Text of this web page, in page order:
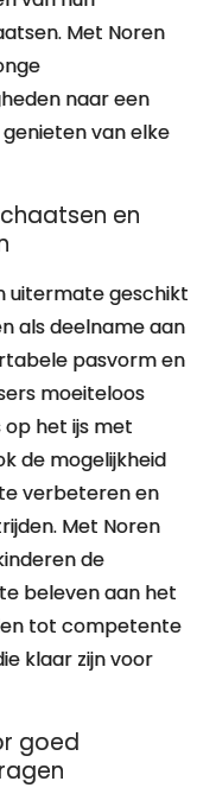
Met Noren
naar een
van elke
en
uitermate geschikt
als deelname aan
pasvorm en
moeiteloos
het ijs met
de mogelijkheid
verbeteren en
Met Noren
de
beleven aan het
tot competente
klaar zijn voor
goed